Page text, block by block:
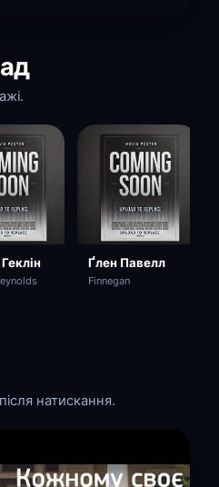
Ґлен Павелл
Finnegan
натискання.